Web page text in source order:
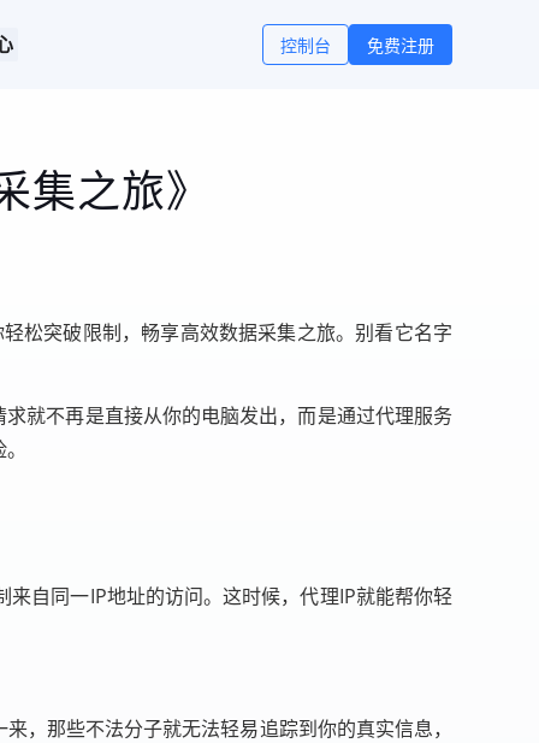
控制台 免费注册
集之旅》
松突破限制，畅享高效数据采集之旅。别看它名字
就不再是直接从你的电脑发出，而是通过代理服务
自同一IP地址的访问。这时候，代理IP就能帮你轻
，那些不法分子就无法轻易追踪到你的真实信息，